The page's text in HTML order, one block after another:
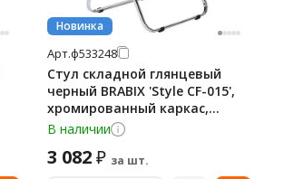
Новинка
Арт.ф533248
Стул складной глянцевый
черный BRABIX 'Style CF-015',
хромированный каркас,
пластик, 533248
В наличии
3 082₽ за шт.